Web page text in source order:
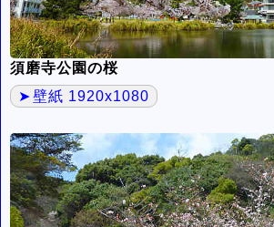
須磨寺公園の桜
壁紙 1920x1080